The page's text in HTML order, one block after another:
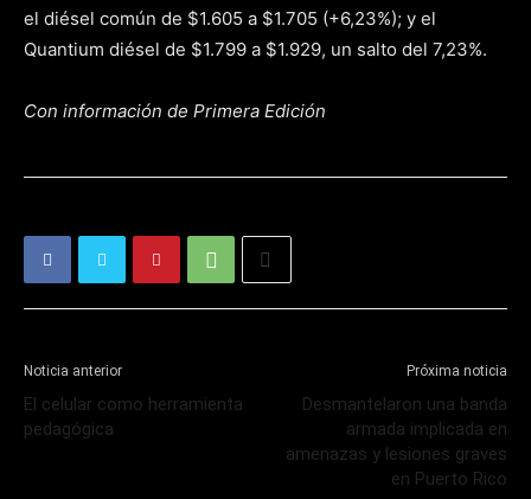
el diésel común de $1.605 a $1.705 (+6,23%); y el
Quantium diésel de $1.799 a $1.929, un salto del 7,23%.
Con información de Primera Edición
Noticia anterior
El celular como herramienta
pedagógica
Próxima noticia
Desmantelaron una banda
armada implicada en
amenazas y lesiones graves
en Puerto Rico